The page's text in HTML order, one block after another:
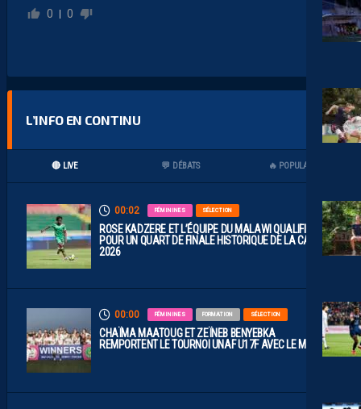
0 0
L’INFO EN CONTINU
🔴 LIVE 💬 DÉBATS 🔥 POPULAIRES
00:02 FÉMININES SÉLECTION
ROSE KADZERE ET L’ÉQUIPE DU MALAWI QUALIFIÉES
POUR UN QUART DE FINALE HISTORIQUE DE LA CAN
2026
00:00 FÉMININES FORMATION SÉLECTION
CHAÏMA MAATOUG ET ZEÏNEB BENYEBKA
REMPORTENT LE TOURNOI UNAF U17F AVEC LE MAROC